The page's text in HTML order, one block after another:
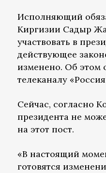
Исполняющий
Киргизии Садыр
участвовать в
действующее
изменено. Об этом
телеканалу
Сейчас, согласно
президента не
на этот пост.
«В настоящий
готовятся